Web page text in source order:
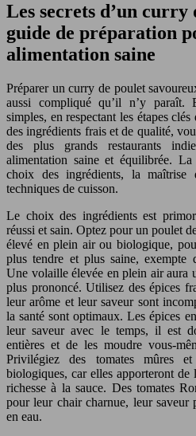
Les secrets d’un
guide de préparation
alimentation saine
Préparer un curry de poulet
aussi compliqué qu’il n’y paraît.
simples, en respectant les étapes
des ingrédients frais et de qualité,
des plus grands restaurants
alimentation saine et équilibrée.
choix des ingrédients, la maîtrise
techniques de cuisson.
Le choix des ingrédients est
réussi et sain. Optez pour un poulet
élevé en plein air ou biologique,
plus tendre et plus saine, exempte
Une volaille élevée en plein air aura
plus prononcé. Utilisez des épices
leur arôme et leur saveur sont
la santé sont optimaux. Les épices
leur saveur avec le temps, il est
entières et de les moudre vous-
Privilégiez des tomates mûres et
biologiques, car elles apporteront de
richesse à la sauce. Des tomates
pour leur chair charnue, leur saveur
en eau.